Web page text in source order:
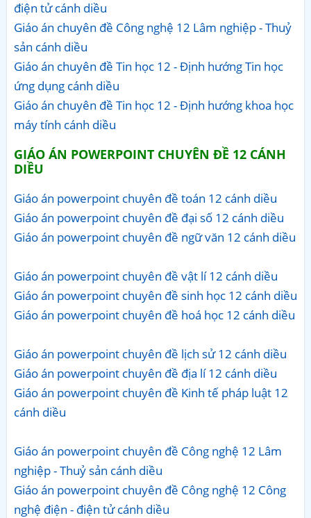
điện tử cánh diều
Giáo án chuyên đề Công nghệ 12 Lâm nghiệp - Thuỷ
sản cánh diều
Giáo án chuyên đề Tin học 12 - Định hướng Tin học
ứng dụng cánh diều
Giáo án chuyên đề Tin học 12 - Định hướng khoa học
máy tính cánh diều
GIÁO ÁN POWERPOINT CHUYÊN ĐỀ 12 CÁNH
DIỀU
Giáo án powerpoint chuyên đề toán 12 cánh diều
Giáo án powerpoint chuyên đề đại số 12 cánh diều
Giáo án powerpoint chuyên đề ngữ văn 12 cánh diều
Giáo án powerpoint chuyên đề vật lí 12 cánh diều
Giáo án powerpoint chuyên đề sinh học 12 cánh diều
Giáo án powerpoint chuyên đề hoá học 12 cánh diều
Giáo án powerpoint chuyên đề lịch sử 12 cánh diều
Giáo án powerpoint chuyên đề địa lí 12 cánh diều
Giáo án powerpoint chuyên đề Kinh tế pháp luật 12
cánh diều
Giáo án powerpoint chuyên đề Công nghệ 12 Lâm
nghiệp - Thuỷ sản cánh diều
Giáo án powerpoint chuyên đề Công nghệ 12 Công
nghệ điện - điện tử cánh diều